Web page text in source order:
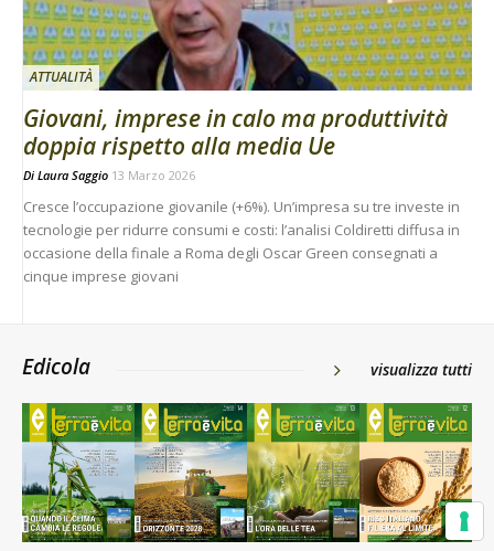
ATTUALITÀ
Giovani, imprese in calo ma produttività
doppia rispetto alla media Ue
Di Laura Saggio 13 Marzo 2026
Cresce l’occupazione giovanile (+6%). Un’impresa su tre investe in
tecnologie per ridurre consumi e costi: l’analisi Coldiretti diffusa in
occasione della finale a Roma degli Oscar Green consegnati a
cinque imprese giovani
Edicola visualizza tutti